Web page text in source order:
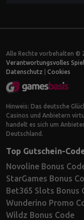
Alle Rechte vorbehalten ©
Verantwortungsvolles
Datenschutz
Cookies
Hinweis: Das deutsche
Casinos und Anbietern
handelt es sich um
Deutschland.
Top Gutschein-
Novoline Bonus
StarGames Bonus
Bet365 Slots Bonus
Wunderino Promo
Wildz Bonus Code